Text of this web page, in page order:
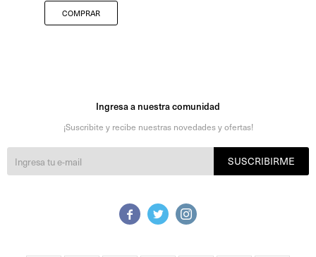
  
Ingresa a nuestra comunidad
¡Suscribite y recibe nuestras novedades y ofertas!
SUSCRIBIRME